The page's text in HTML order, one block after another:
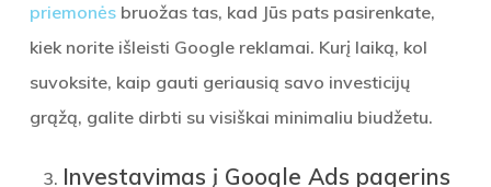
priemonėsbruožas tas, kad Jūs pats pasirenkate,
kiek norite išleisti Google reklamai. Kurį laiką, kol
suvoksite, kaip gauti geriausią savo investicijų
grąžą, galite dirbti su visiškai minimaliu biudžetu.
Investavimas į Google Ads pagerins